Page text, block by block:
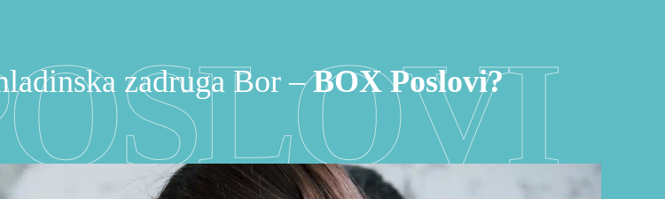
zadruga Bor –BOX Poslovi?